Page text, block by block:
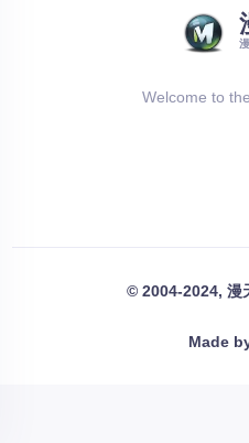
Welcome to
© 2004-2024, 漫
Made